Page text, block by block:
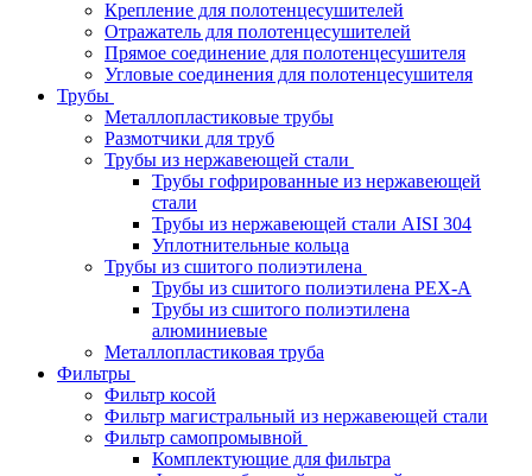
Крепление для полотенцесушителей
Отражатель для полотенцесушителей
Прямое соединение для полотенцесушителя
Угловые соединения для полотенцесушителя
Трубы
Металлопластиковые трубы
Размотчики для труб
Трубы из нержавеющей стали
Трубы гофрированные из нержавеющей
стали
Трубы из нержавеющей стали AISI 304
Уплотнительные кольца
Трубы из сшитого полиэтилена
Трубы из сшитого полиэтилена PEX-A
Трубы из сшитого полиэтилена
алюминиевые
Металлопластиковая труба
Фильтры
Фильтр косой
Фильтр магистральный из нержавеющей стали
Фильтр самопромывной
Комплектующие для фильтра